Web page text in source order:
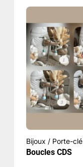
Bijoux / Porte-clé
Boucles CDS